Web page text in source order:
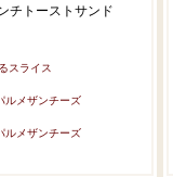
チトーストサンド
スライス
ルメザンチーズ
ルメザンチーズ